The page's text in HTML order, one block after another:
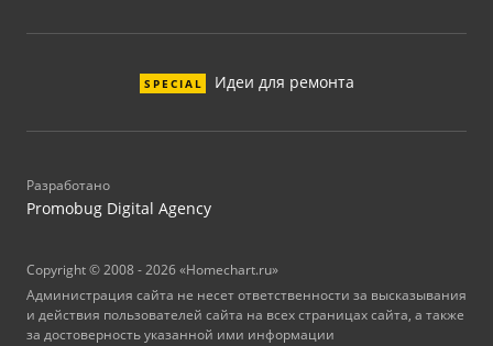
SPECIAL Идеи для ремонта
Разработано
Promobug Digital Agency
Copyright © 2008 - 2026 «Homechart.ru»
Администрация сайта не несет ответственности за высказывания
и действия пользователей сайта на всех страницах сайта, а также
за достоверность указанной ими информации